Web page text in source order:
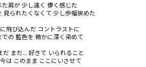
た肩が 少し遠く 儚く感じた
見られたくなくて 少し歩幅狭めた
飛び込んだ コントラストに
での 藍色を 微かに深く染めて
だ まだ... 好きで いられること
は このまま ここにいさせて